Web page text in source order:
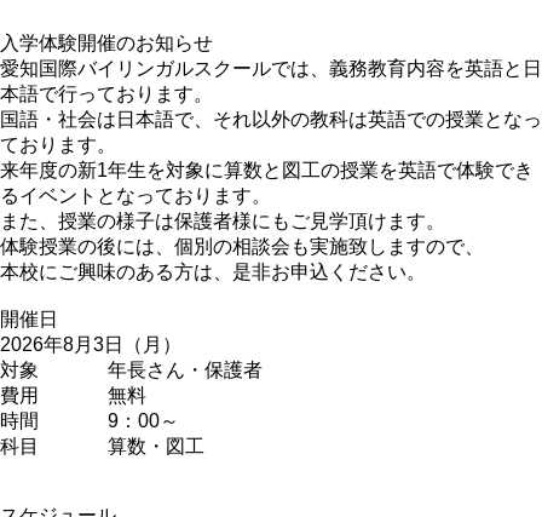
入学体験開催のお知らせ
愛知国際バイリンガルスクールでは、義務教育内容を英語と日
本語で行っております。
国語・社会は日本語で、それ以外の教科は英語での授業となっ
ております。
来年度の新1年生を対象に算数と図工の授業を英語で体験でき
るイベントとなっております。
また、授業の様子は保護者様にもご見学頂けます。
体験授業の後には、個別の相談会も実施致しますので、
本校にご興味のある方は、是非お申込ください。
開催日
2026年8月3日（月）
対象
年長さん・保護者
費用
無料
時間
9：00～
科目
算数・図工